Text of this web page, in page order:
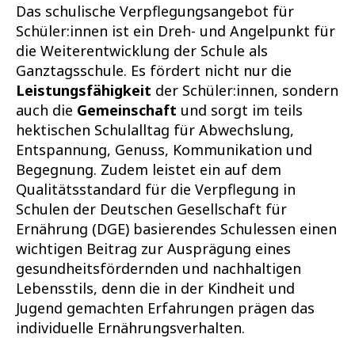
Das schulische Verpflegungsangebot für
Schüler:innen ist ein Dreh- und Angelpunkt für
die Weiterentwicklung der Schule als
Ganztagsschule. Es fördert nicht nur die
Leistungsfähigkeit der Schüler:innen, sondern
auch die Gemeinschaft und sorgt im teils
hektischen Schulalltag für Abwechslung,
Entspannung, Genuss, Kommunikation und
Begegnung. Zudem leistet ein auf dem
Qualitätsstandard für die Verpflegung in
Schulen der Deutschen Gesellschaft für
Ernährung (DGE) basierendes Schulessen einen
wichtigen Beitrag zur Ausprägung eines
gesundheitsfördernden und nachhaltigen
Lebensstils, denn die in der Kindheit und
Jugend gemachten Erfahrungen prägen das
individuelle Ernährungsverhalten.